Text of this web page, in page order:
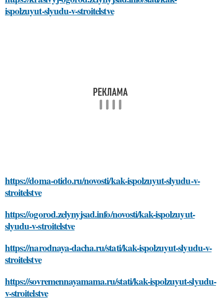
ispolzuyut-slyudu-v-stroitelstve
https://doma-otido.ru/novosti/kak-ispolzuyut-slyudu-v-
stroitelstve
https://ogorod.zelynyjsad.info/novosti/kak-ispolzuyut-
slyudu-v-stroitelstve
https://narodnaya-dacha.ru/stati/kak-ispolzuyut-slyudu-v-
stroitelstve
https://sovremennayamama.ru/stati/kak-ispolzuyut-slyudu-
v-stroitelstve